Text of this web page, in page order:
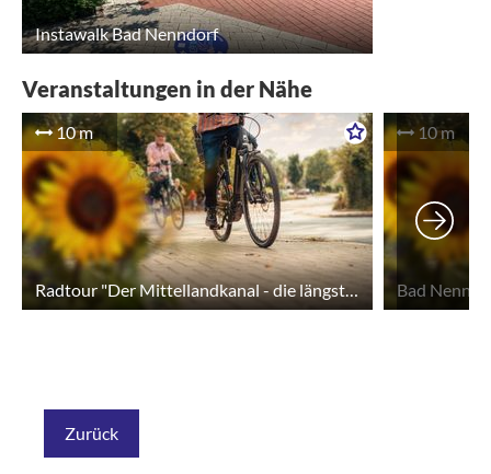
Instawalk Bad Nenndorf
Veranstaltungen in der Nähe
10 m
Radtour "Der Mittellandkanal - die längste Wasserstraße Deutschlands"
10 m
Zurück